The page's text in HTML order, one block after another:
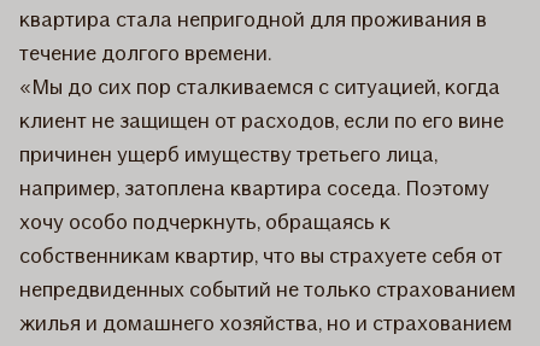
квартира стала непригодной для проживания в
течение долгого времени.
«Мы до сих пор сталкиваемся с ситуацией, когда
клиент не защищен от расходов, если по его вине
причинен ущерб имуществу третьего лица,
например, затоплена квартира соседа. Поэтому
хочу особо подчеркнуть, обращаясь к
собственникам квартир, что вы страхуете себя от
непредвиденных событий не только страхованием
жилья и домашнего хозяйства, но и страхованием